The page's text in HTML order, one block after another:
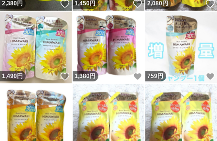
2,380円 いいね！
1,450円 いいね！
2,080円
1,490円 いいね！
1,380円 いいね！
759円